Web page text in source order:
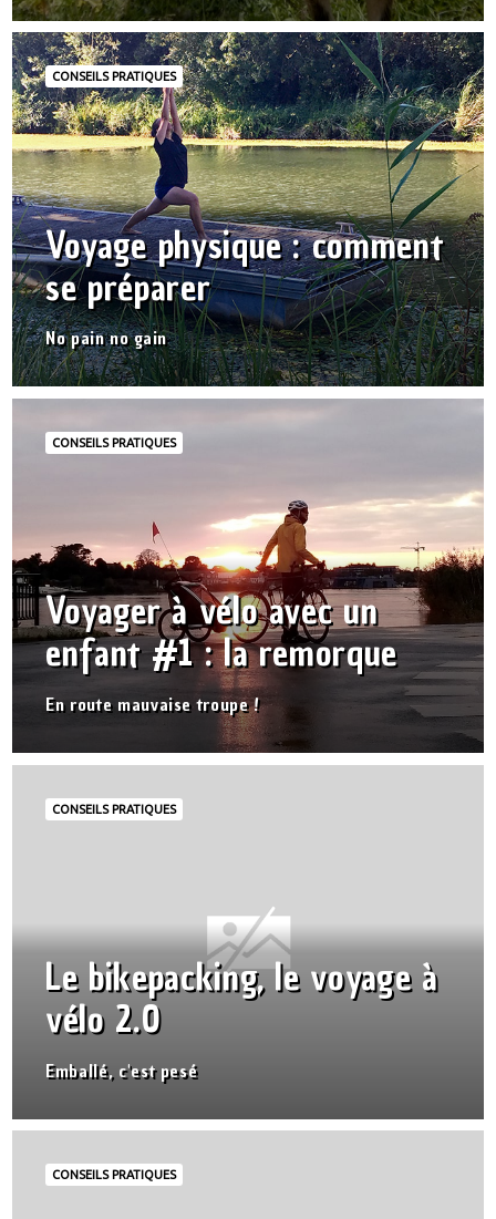
CONSEILS PRATIQUES
Voyage physique : comment
se préparer
No pain no gain
CONSEILS PRATIQUES
Voyager à vélo avec un
enfant #1 : la remorque
En route mauvaise troupe !
CONSEILS PRATIQUES
Le bikepacking, le voyage à
vélo 2.0
Emballé, c'est pesé
CONSEILS PRATIQUES